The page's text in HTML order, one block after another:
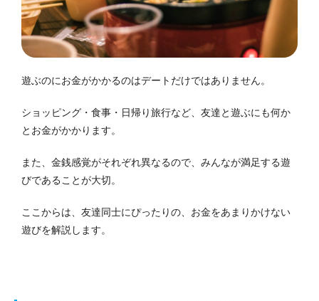
遊ぶのにお金がかかるのはデートだけではありません。
ショッピング・食事・日帰り旅行など、友達と遊ぶにも何か
とお金がかかります。
また、金銭感覚がそれぞれ異なるので、みんなが満足する遊
びであることが大切。
ここからは、友達同士にぴったりの、お金をあまりかけない
遊びを解説します。